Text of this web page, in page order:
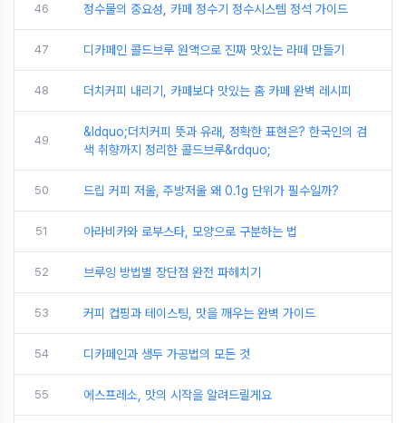
46 정수물의 중요성, 카페 정수기 정수시스템 정석 가이드
47 디카페인 콜드브루 원액으로 진짜 맛있는 라떼 만들기
48 더치커피 내리기, 카페보다 맛있는 홈 카페 완벽 레시피
49
&ldquo;더치커피 뜻과 유래, 정확한 표현은? 한국인의 검
색 취향까지 정리한 콜드브루&rdquo;
50 드립 커피 저울, 주방저울 왜 0.1g 단위가 필수일까?
51 아라비카와 로부스타, 모양으로 구분하는 법
52 브루잉 방법별 장단점 완전 파헤치기
53 커피 컵핑과 테이스팅, 맛을 깨우는 완벽 가이드
54 디카페인과 생두 가공법의 모든 것
55 에스프레소, 맛의 시작을 알려드릴게요